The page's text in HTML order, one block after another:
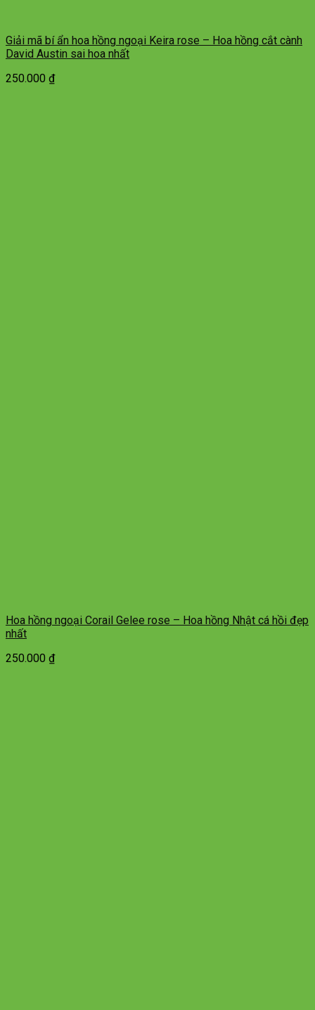
Giải mã bí ẩn hoa hồng ngoại Keira rose – Hoa hồng cắt cành
David Austin sai hoa nhất
250.000 ₫
Hoa hồng ngoại Corail Gelee rose – Hoa hồng Nhật cá hồi đẹp
nhất
250.000 ₫